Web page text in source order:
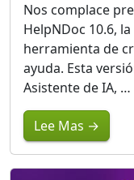
Nos complace
HelpNDoc 10.6,
herramienta de
ayuda. Esta
Asistente de IA, …
Lee Mas →